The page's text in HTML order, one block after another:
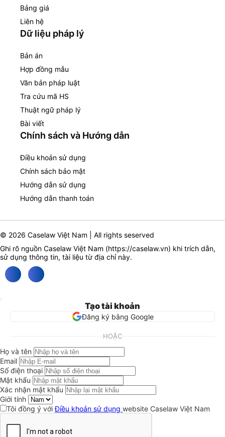
Bảng giá
Liên hệ
Dữ liệu pháp lý
Bản án
Hợp đồng mẫu
Văn bản pháp luật
Tra cứu mã HS
Thuật ngữ pháp lý
Bài viết
Chính sách và Hướng dẫn
Điều khoản sử dụng
Chính sách bảo mật
Hướng dẫn sử dụng
Hướng dẫn thanh toán
© 2026 Caselaw Việt Nam | All rights seserved
Ghi rõ nguồn Caselaw Việt Nam (https://caselaw.vn) khi trích dẫn,
sử dụng thông tin, tài liệu từ địa chỉ này.
Tạo tài khoản
Đăng ký bằng Google
HOẶC
Họ và tên
Email
Số điện thoại
Mật khẩu
Xác nhận mật khẩu
Giới tính
Tôi đồng ý vớiĐiều khoản sử dụng website Caselaw Việt Nam